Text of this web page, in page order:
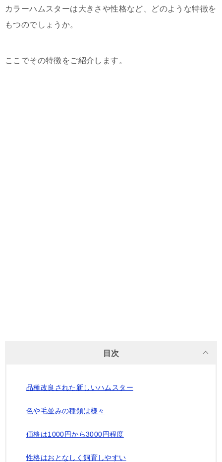
カラーハムスターは大きさや性格など、どのような特徴を
もつのでしょうか。
ここでその特徴をご紹介します。
目次
品種改良された新しいハムスター
色や毛並みの種類は様々
価格は1000円から3000円程度
性格はおとなしく飼育しやすい